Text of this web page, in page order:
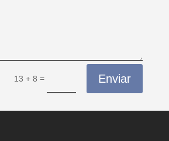
13 + 8 = Enviar